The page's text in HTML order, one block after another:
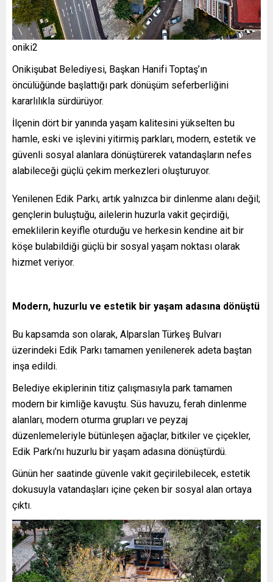
oniki2
Onikişubat Belediyesi, Başkan Hanifi Toptaş’ın
öncülüğünde başlattığı park dönüşüm seferberliğini
kararlılıkla sürdürüyor.
İlçenin dört bir yanında yaşam kalitesini yükselten bu
hamle, eski ve işlevini yitirmiş parkları, modern, estetik ve
güvenli sosyal alanlara dönüştürerek vatandaşların nefes
alabileceği güçlü çekim merkezleri oluşturuyor.
Yenilenen Edik Parkı, artık yalnızca bir dinlenme alanı değil;
gençlerin buluştuğu, ailelerin huzurla vakit geçirdiği,
emeklilerin keyifle oturduğu ve herkesin kendine ait bir
köşe bulabildiği güçlü bir sosyal yaşam noktası olarak
hizmet veriyor.
Modern, huzurlu ve estetik bir yaşam adasına dönüştü
Bu kapsamda son olarak, Alparslan Türkeş Bulvarı
üzerindeki Edik Parkı tamamen yenilenerek adeta baştan
inşa edildi.
Belediye ekiplerinin titiz çalışmasıyla park tamamen
modern bir kimliğe kavuştu. Süs havuzu, ferah dinlenme
alanları, modern oturma grupları ve peyzaj
düzenlemeleriyle bütünleşen ağaçlar, bitkiler ve çiçekler,
Edik Parkı’nı huzurlu bir yaşam adasına dönüştürdü.
Günün her saatinde güvenle vakit geçirilebilecek, estetik
dokusuyla vatandaşları içine çeken bir sosyal alan ortaya
çıktı.